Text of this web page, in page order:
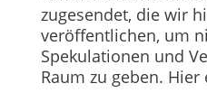
zugesendet, die wir
veröffentlichen, um
Spekulationen und
Raum zu geben. Hier